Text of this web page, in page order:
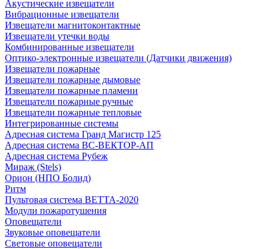
Акустические извещатели
Вибрационные извещатели
Извещатели магнитоконтактные
Извещатели утечки воды
Комбинированные извещатели
Оптико-электронные извещатели (Датчики движения)
Извещатели пожарные
Извещатели пожарные дымовые
Извещатели пожарные пламени
Извещатели пожарные ручные
Извещатели пожарные тепловые
Интегрированные системы
Адресная система Гранд Магистр 125
Адресная система ВС-ВЕКТОР-АП
Адресная система Рубеж
Мираж (Stels)
Орион (НПО Болид)
Ритм
Пультовая система ВЕТТА-2020
Модули пожаротушения
Оповещатели
Звуковые оповещатели
Световые оповещатели